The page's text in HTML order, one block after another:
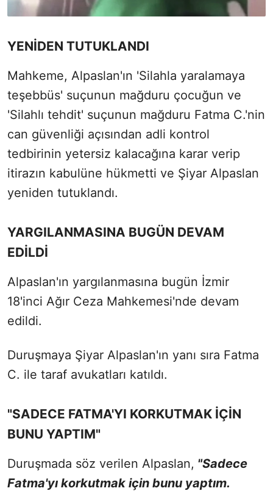
YENİDEN TUTUKLANDI
Mahkeme, Alpaslan'ın 'Silahla yaralamaya
teşebbüs' suçunun mağduru çocuğun ve
'Silahlı tehdit' suçunun mağduru Fatma C.'nin
can güvenliği açısından adli kontrol
tedbirinin yetersiz kalacağına karar verip
itirazın kabulüne hükmetti ve Şiyar Alpaslan
yeniden tutuklandı.
YARGILANMASINA BUGÜN DEVAM
EDİLDİ
Alpaslan'ın yargılanmasına bugün İzmir
18'inci Ağır Ceza Mahkemesi'nde devam
edildi.
Duruşmaya Şiyar Alpaslan'ın yanı sıra Fatma
C. ile taraf avukatları katıldı.
"SADECE FATMA'YI KORKUTMAK İÇİN
BUNU YAPTIM"
Duruşmada söz verilen Alpaslan, "Sadece
Fatma'yı korkutmak için bunu yaptım.